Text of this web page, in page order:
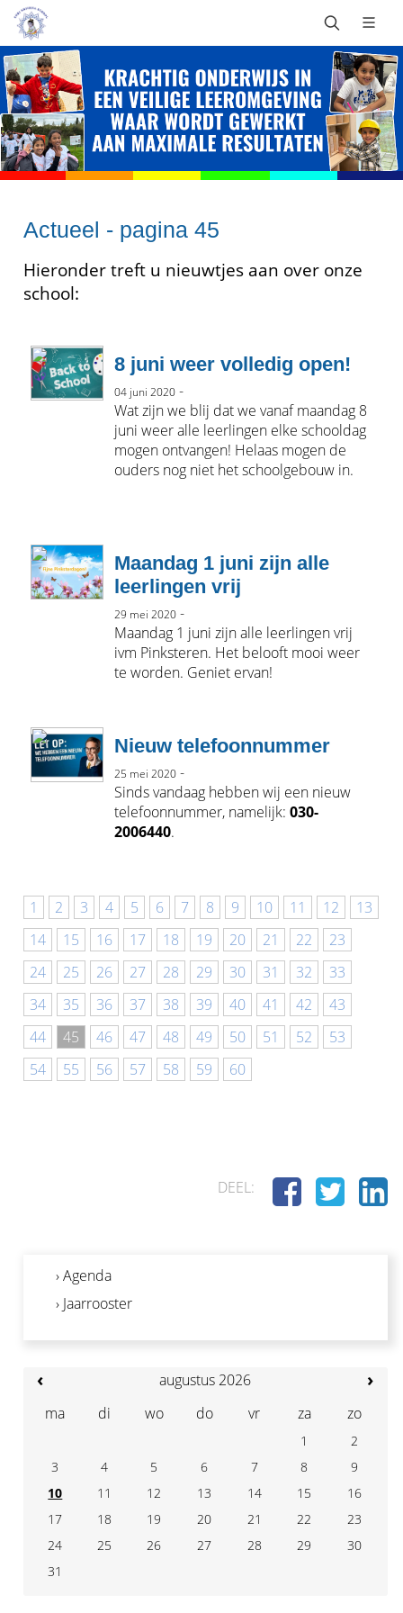
Actueel - pagina 45
Hieronder treft u nieuwtjes aan over onze
school:
8 juni weer volledig open!
04 juni 2020 -
Wat zijn we blij dat we vanaf maandag 8
juni weer alle leerlingen elke schooldag
mogen ontvangen! Helaas mogen de
ouders nog niet het schoolgebouw in.
Maandag 1 juni zijn alle
leerlingen vrij
29 mei 2020 -
Maandag 1 juni zijn alle leerlingen vrij
ivm Pinksteren. Het belooft mooi weer
te worden. Geniet ervan!
Nieuw telefoonnummer
25 mei 2020 -
Sinds vandaag hebben wij een nieuw
telefoonnummer, namelijk:030-
2006440.
1 2 3 4 5 6 7 8 9 10 11 12
13
14
15 16 17 18 19 20 21 22
23
24
25 26 27 28 29 30 31 32
33
34
35 36 37 38 39 40 41 42
43
44
45 46 47 48 49 50 51 52
53
54
55 56 57 58 59 60
DEEL:
› Agenda
› Jaarrooster
‹ ›
augustus 2026
ma
di wo do vr za zo
1
2
3
4 5 6 7 8
9
10
11 12 13 14 15
16
17
18 19 20 21 22
23
24
25 26 27 28 29
30
31